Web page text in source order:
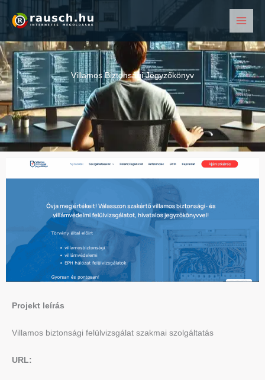
Villamos Biztonsági Jegyzőkönyv
Projekt leírás
Villamos biztonsági felülvizsgálat szakmai szolgáltatás
URL: